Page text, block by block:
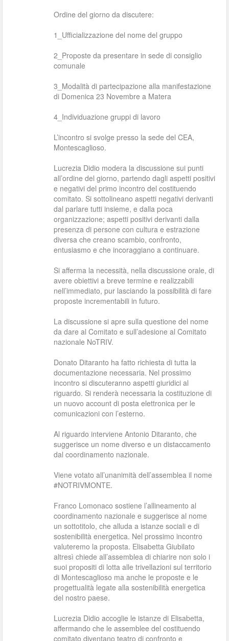
Ordine del giorno da discutere:
1_Ufficializzazione del nome del gruppo
2_Proposte da presentare in sede di consiglio
comunale
3_Modalità di partecipazione alla manifestazione
di Domenica 23 Novembre a Matera
4_Individuazione gruppi di lavoro
L’incontro si svolge presso la sede del CEA,
Montescaglioso.
Lucrezia Didio modera la discussione sui punti
all’ordine del giorno, partendo dagli aspetti positivi
e negativi del primo incontro del costituendo
comitato. Si sottolineano aspetti negativi derivanti
dal parlare tutti insieme, e dalla poca
organizzazione; aspetti positivi derivanti dalla
presenza di persone con cultura e estrazione
diversa che creano scambio, confronto,
entusiasmo e che incoraggiano a continuare.
Si afferma la necessità, nella discussione orale, di
avere obiettivi a breve termine e realizzabili
nell’immediato, pur lasciando la possibilità di fare
proposte incrementabili in futuro.
La discussione si apre sulla questione del nome
da dare al Comitato e sull’adesione al Comitato
nazionale NoTRIV.
Donato Ditaranto ha fatto richiesta di tutta la
documentazione necessaria. Nel prossimo
incontro si discuteranno aspetti giuridici al
riguardo. Si renderà necessaria la costituzione di
un nuovo account di posta elettronica per le
comunicazioni con l’esterno.
Al riguardo interviene Antonio Ditaranto, che
suggerisce un nome diverso e un distaccamento
dal coordinamento nazionale.
Viene votato all’unanimità dell’assemblea il nome
#NOTRIVMONTE.
Franco Lomonaco sostiene l’allineamento al
coordinamento nazionale e suggerisce al nome
un sottotitolo, che alluda a istanze sociali e di
sostenibilità energetica. Nel prossimo incontro
valuteremo la proposta. Elisabetta Giubilato
altresì chiede all’assemblea di chiarire non solo i
suoi propositi di lotta alle trivellazioni sul territorio
di Montescaglioso ma anche le proposte e le
progettualità legate alla sostenibilità energetica
del nostro paese.
Lucrezia Didio accoglie le istanze di Elisabetta,
affermando che le assemblee del costituendo
comitato diventano teatro di confronto e